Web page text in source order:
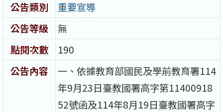
公告類別
重要宣導
公告等級
無
點閱次數
190
公告內容
一、依據教育部國民及學前教育署114
年9月23日臺教國署高字第11400918
52號函及114年8月19日臺教國署高字